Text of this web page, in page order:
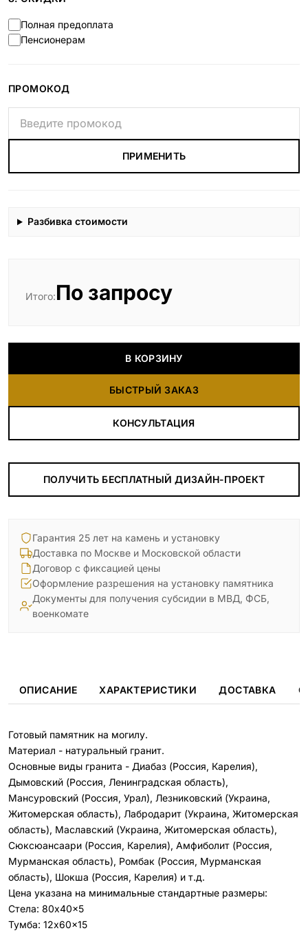
Полная предоплата
Пенсионерам
ПРОМОКОД
ПРИМЕНИТЬ
Разбивка стоимости
Итого:По запросу
В КОРЗИНУ
БЫСТРЫЙ ЗАКАЗ
КОНСУЛЬТАЦИЯ
ПОЛУЧИТЬ БЕСПЛАТНЫЙ ДИЗАЙН-ПРОЕКТ
Гарантия 25 лет на камень и установку
Доставка по Москве и Московской области
Договор с фиксацией цены
Оформление разрешения на установку памятника
Документы для получения субсидии в МВД, ФСБ,
военкомате
ОПИСАНИЕ ХАРАКТЕРИСТИКИ ДОСТАВКА
Готовый памятник на могилу.
Материал - натуральный гранит.
Основные виды гранита - Диабаз (Россия, Карелия),
Дымовский (Россия, Ленинградская область),
Мансуровский (Россия, Урал), Лезниковский (Украина,
Житомерская область), Лабродарит (Украина, Житомерская
область), Маславский (Украина, Житомерская область),
Сюксюансаари (Россия, Карелия), Амфиболит (Россия,
Мурманская область), Ромбак (Россия, Мурманская
область), Шокша (Россия, Карелия) и т.д.
Цена указана на минимальные стандартные размеры:
Стела: 80x40x5
Тумба: 12x60x15